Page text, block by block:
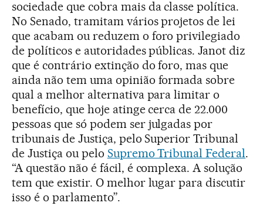
sociedade que cobra mais da classe política.
No Senado, tramitam vários projetos de lei
que acabam ou reduzem o foro privilegiado
de políticos e autoridades públicas. Janot diz
que é contrário extinção do foro, mas que
ainda não tem uma opinião formada sobre
qual a melhor alternativa para limitar o
benefício, que hoje atinge cerca de 22.000
pessoas que só podem ser julgadas por
tribunais de Justiça, pelo Superior Tribunal
de Justiça ou pelo Supremo Tribunal Federal.
“A questão não é fácil, é complexa. A solução
tem que existir. O melhor lugar para discutir
isso é o parlamento”.